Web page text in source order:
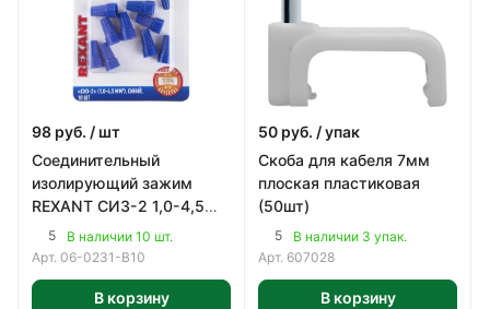
98 руб. / шт
Соединительный
изолирующий зажим
REXANT СИЗ-2 1,0-4,5
мм² синий 10 шт.
5
В наличии 10 шт.
Арт. 06-0231-B10
В корзину
50 руб. / упак
Скоба для кабеля 7мм
плоская пластиковая
(50шт)
5
В наличии 3 упак.
Арт. 607028
В корзину